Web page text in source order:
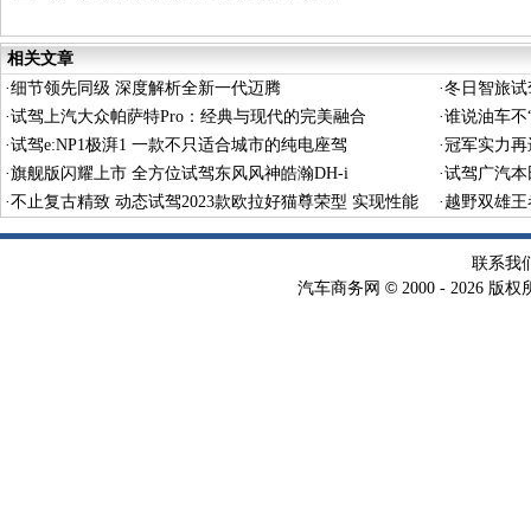
相关文章
·细节领先同级 深度解析全新一代迈腾 ·冬日智旅
·试驾上汽大众帕萨特Pro：经典与现代的完美融合 ·谁说油车不
·试驾e:NP1极湃1 一款不只适合城市的纯电座驾 ·冠军实力
·旗舰版闪耀上市 全方位试驾东风风神皓瀚DH-i ·试驾广汽本
·不止复古精致 动态试驾2023款欧拉好猫尊荣型 实现性能
自由
· 越野双雄
联系我
汽车商务网 © 2000 - 2026 版权